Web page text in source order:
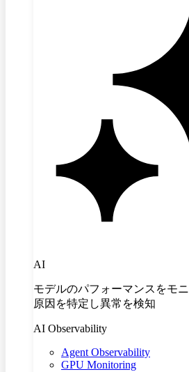
AI
モデルのパフォーマンスをモ
原因を特定し異常を検知
AI Observability
Agent Observability
GPU Monitoring